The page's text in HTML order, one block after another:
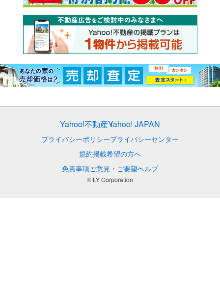
Yahoo!不動産Yahoo! JAPAN
プライバシーポリシープライバシーセンター
規約掲載希望の方へ
免責事項ご意見・ご要望ヘルプ
© LY Corporation